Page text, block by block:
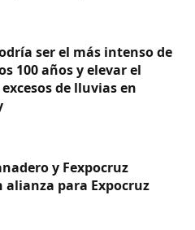
ser el más intenso de
100 años y elevar el
de lluvias en
y Fexpocruz
alianza para Expocruz